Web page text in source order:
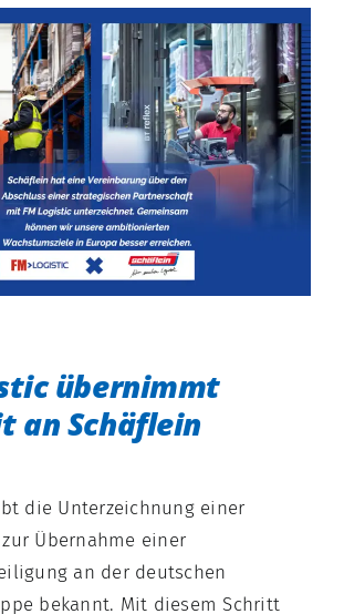
Blog
Whitepaper
Kostenfreie Beratung
Kundenlogin
übernimmt
an Schäflein
die Unterzeichnung einer
Übernahme einer
an der deutschen
bekannt. Mit diesem Schritt